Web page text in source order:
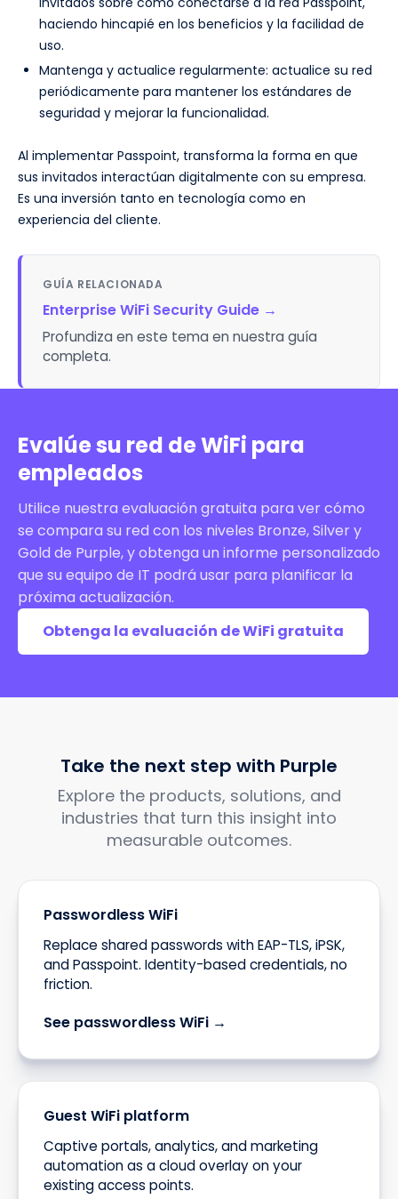
haciendo hincapié en los beneficios y la facilidad de
uso.
Mantenga y actualice regularmente: actualice su red
periódicamente para mantener los estándares de
seguridad y mejorar la funcionalidad.
Al implementar Passpoint, transforma la forma en que
sus invitados interactúan digitalmente con su empresa.
Es una inversión tanto en tecnología como en
experiencia del cliente.
GUÍA RELACIONADA
Enterprise WiFi Security Guide →
Profundiza en este tema en nuestra guía
completa.
Evalúe su red de WiFi para
empleados
Utilice nuestra evaluación gratuita para ver cómo
se compara su red con los niveles Bronze, Silver y
Gold de Purple, y obtenga un informe personalizado
que su equipo de IT podrá usar para planificar la
próxima actualización.
Obtenga la evaluación de WiFi gratuita
Take the next step with Purple
Explore the products, solutions, and
industries that turn this insight into
measurable outcomes.
Passwordless WiFi
Replace shared passwords with EAP-TLS, iPSK,
and Passpoint. Identity-based credentials, no
friction.
See passwordless WiFi →
Guest WiFi platform
Captive portals, analytics, and marketing
automation as a cloud overlay on your
existing access points.